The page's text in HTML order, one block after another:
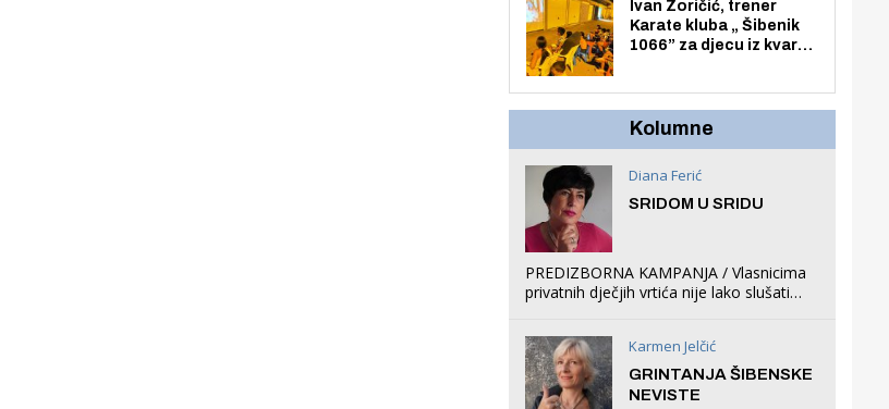
Ivan Zoričić, trener
Karate kluba „ Šibenik
1066” za djecu iz kvarta
organizirao dječje
Kolumne
Diana Ferić
SRIDOM U SRIDU
PREDIZBORNA KAMPANJA / Vlasnicima
privatnih dječjih vrtića nije lako slušati
što oni rade u Šibeniku ne postoji
Karmen Jelčić
GRINTANJA ŠIBENSKE
NEVISTE